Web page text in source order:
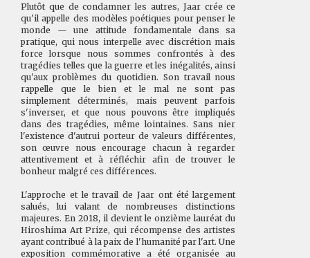
Plutôt que de condamner les autres, Jaar crée ce
qu'il appelle des modèles poétiques pour penser le
monde — une attitude fondamentale dans sa
pratique, qui nous interpelle avec discrétion mais
force lorsque nous sommes confrontés à des
tragédies telles que la guerre et les inégalités, ainsi
qu'aux problèmes du quotidien. Son travail nous
rappelle que le bien et le mal ne sont pas
simplement déterminés, mais peuvent parfois
s'inverser, et que nous pouvons être impliqués
dans des tragédies, même lointaines. Sans nier
l'existence d'autrui porteur de valeurs différentes,
son œuvre nous encourage chacun à regarder
attentivement et à réfléchir afin de trouver le
bonheur malgré ces différences.
L'approche et le travail de Jaar ont été largement
salués, lui valant de nombreuses distinctions
majeures. En 2018, il devient le onzième lauréat du
Hiroshima Art Prize, qui récompense des artistes
ayant contribué à la paix de l'humanité par l'art. Une
exposition commémorative a été organisée au